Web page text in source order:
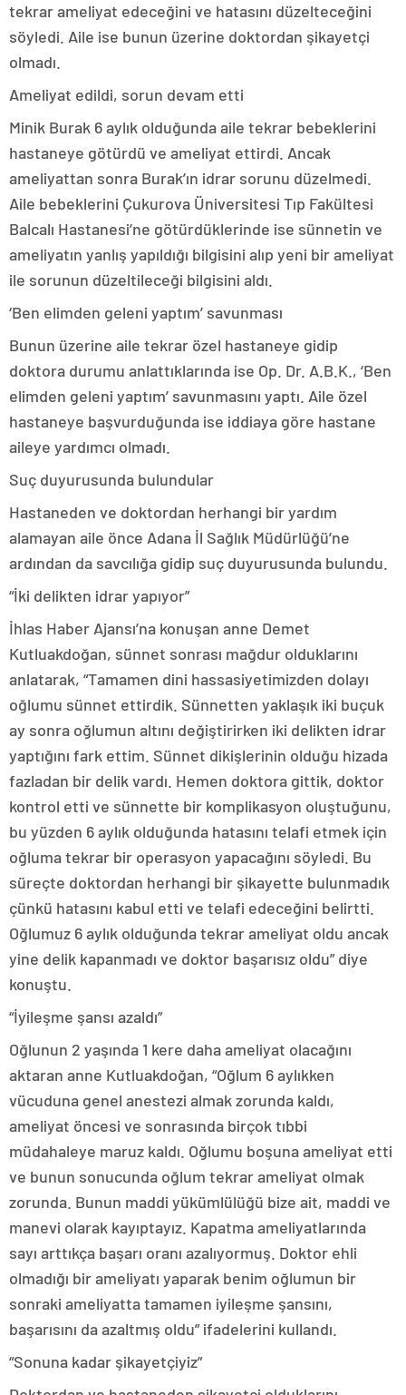
tekrar ameliyat edeceğini ve hatasını düzelteceğini
söyledi. Aile ise bunun üzerine doktordan şikayetçi
olmadı.
Ameliyat edildi, sorun devam etti
Minik Burak 6 aylık olduğunda aile tekrar bebeklerini
hastaneye götürdü ve ameliyat ettirdi. Ancak
ameliyattan sonra Burak’ın idrar sorunu düzelmedi.
Aile bebeklerini Çukurova Üniversitesi Tıp Fakültesi
Balcalı Hastanesi’ne götürdüklerinde ise sünnetin ve
ameliyatın yanlış yapıldığı bilgisini alıp yeni bir ameliyat
ile sorunun düzeltileceği bilgisini aldı.
‘Ben elimden geleni yaptım’ savunması
Bunun üzerine aile tekrar özel hastaneye gidip
doktora durumu anlattıklarında ise Op. Dr. A.B.K., ‘Ben
elimden geleni yaptım’ savunmasını yaptı. Aile özel
hastaneye başvurduğunda ise iddiaya göre hastane
aileye yardımcı olmadı.
Suç duyurusunda bulundular
Hastaneden ve doktordan herhangi bir yardım
alamayan aile önce Adana İl Sağlık Müdürlüğü’ne
ardından da savcılığa gidip suç duyurusunda bulundu.
“İki delikten idrar yapıyor”
İhlas Haber Ajansı’na konuşan anne Demet
Kutluakdoğan, sünnet sonrası mağdur olduklarını
anlatarak, “Tamamen dini hassasiyetimizden dolayı
oğlumu sünnet ettirdik. Sünnetten yaklaşık iki buçuk
ay sonra oğlumun altını değiştirirken iki delikten idrar
yaptığını fark ettim. Sünnet dikişlerinin olduğu hizada
fazladan bir delik vardı. Hemen doktora gittik, doktor
kontrol etti ve sünnette bir komplikasyon oluştuğunu,
bu yüzden 6 aylık olduğunda hatasını telafi etmek için
oğluma tekrar bir operasyon yapacağını söyledi. Bu
süreçte doktordan herhangi bir şikayette bulunmadık
çünkü hatasını kabul etti ve telafi edeceğini belirtti.
Oğlumuz 6 aylık olduğunda tekrar ameliyat oldu ancak
yine delik kapanmadı ve doktor başarısız oldu” diye
konuştu.
“İyileşme şansı azaldı”
Oğlunun 2 yaşında 1 kere daha ameliyat olacağını
aktaran anne Kutluakdoğan, “Oğlum 6 aylıkken
vücuduna genel anestezi almak zorunda kaldı,
ameliyat öncesi ve sonrasında birçok tıbbi
müdahaleye maruz kaldı. Oğlumu boşuna ameliyat etti
ve bunun sonucunda oğlum tekrar ameliyat olmak
zorunda. Bunun maddi yükümlülüğü bize ait, maddi ve
manevi olarak kayıptayız. Kapatma ameliyatlarında
sayı arttıkça başarı oranı azalıyormuş. Doktor ehli
olmadığı bir ameliyatı yaparak benim oğlumun bir
sonraki ameliyatta tamamen iyileşme şansını,
başarısını da azaltmış oldu” ifadelerini kullandı.
“Sonuna kadar şikayetçiyiz”